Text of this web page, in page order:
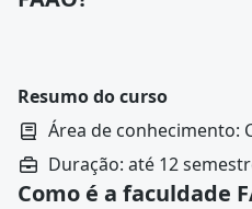
Resumo do curso
Área de conhecimento:
Duração: até 12
Como é a faculdade